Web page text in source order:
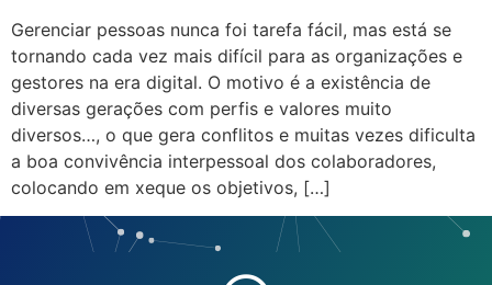
Gerenciar pessoas nunca foi tarefa fácil, mas está se
tornando cada vez mais difícil para as organizações e
gestores na era digital. O motivo é a existência de
diversas gerações com perfis e valores muito
diversos…, o que gera conflitos e muitas vezes dificulta
a boa convivência interpessoal dos colaboradores,
colocando em xeque os objetivos, […]